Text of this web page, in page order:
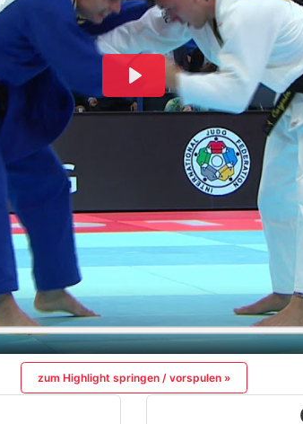
zum Highlight springen / vorspulen »